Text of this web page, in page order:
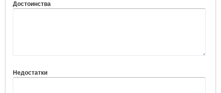
Достоинства
Недостатки